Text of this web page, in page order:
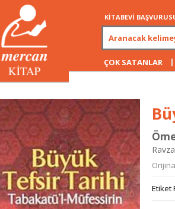
KİTABEVİ
ÇOK SATANLAR |
Etiket